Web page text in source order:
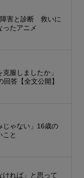
害と診断 救いに
ったアニメ
克服しましたか」
答【全文公開】
じゃない」16歳の
こと
ければ」と思って